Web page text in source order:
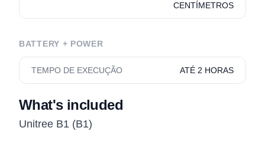
CENTÍMETROS
BATTERY + POWER
TEMPO DE EXECUÇÃO ATÉ 2 HORAS
What's included
Unitree B1 (B1)